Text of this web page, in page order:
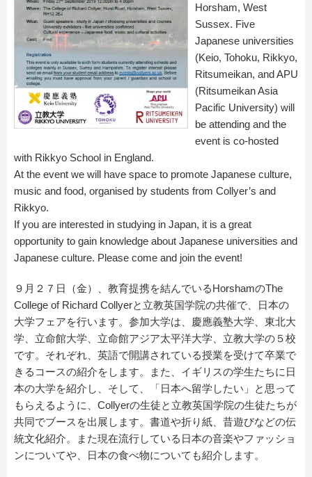
Horsham, West
Sussex. Five
Japanese universities
(Keio, Tohoku, Rikkyo,
Ritsumeikan, and APU
(Ritsumeikan Asia
Pacific University) will
be attending and the
event is co-hosted
with Rikkyo School in England.
At the event we will have space to promote Japanese culture,
music and food, organised by students from Collyer’s and
Rikkyo.
If you are interested in studying in Japan, it is a great
opportunity to gain knowledge about Japanese universities and
Japanese culture. Please come and join the event!
９月２７日（金）、教育提携を結んでいるHorshamのThe
College of Richard Collyerと立教英国学院の共催で、日本の
大学フェアを行います。参加大学は、慶應義塾大学、東北大
学、立命館大学、立命館アジア太平洋大学、立教大学の５校
です。それぞれ、英語で開講されている授業を受けて卒業で
きるコースの紹介をします。また、イギリスの学生たちに日
本の大学を紹介し、そして、「日本へ留学したい」と思って
もらえるように、Collyerの生徒と立教英国学院の生徒たちが
共同でブースを出展します。書道や折り紙、昔遊びなどの伝
統文化紹介。また現在流行している日本の音楽やファッショ
ンについてや、日本の食べ物についても紹介します。